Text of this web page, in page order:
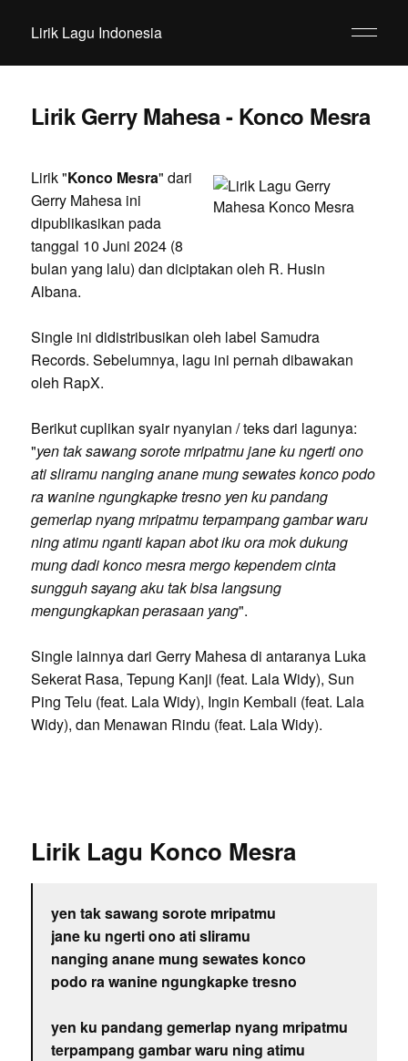
Lirik Lagu Indonesia
Lirik Gerry Mahesa - Konco Mesra
Lirik "Konco Mesra" dari
Gerry Mahesa ini
dipublikasikan pada
tanggal 10 Juni 2024 (8
bulan yang lalu) dan diciptakan oleh R. Husin
Albana.
Single ini didistribusikan oleh label Samudra
Records. Sebelumnya, lagu ini pernah dibawakan
oleh RapX.
Berikut cuplikan syair nyanyian / teks dari lagunya:
"yen tak sawang sorote mripatmu jane ku ngerti ono
ati sliramu nanging anane mung sewates konco podo
ra wanine ngungkapke tresno yen ku pandang
gemerlap nyang mripatmu terpampang gambar waru
ning atimu nganti kapan abot iku ora mok dukung
mung dadi konco mesra mergo kependem cinta
sungguh sayang aku tak bisa langsung
mengungkapkan perasaan yang".
Single lainnya dari Gerry Mahesa di antaranya Luka
Sekerat Rasa, Tepung Kanji (feat. Lala Widy), Sun
Ping Telu (feat. Lala Widy), Ingin Kembali (feat. Lala
Widy), dan Menawan Rindu (feat. Lala Widy).
Lirik Lagu Konco Mesra
yen tak sawang sorote mripatmu
jane ku ngerti ono ati sliramu
nanging anane mung sewates konco
podo ra wanine ngungkapke tresno
yen ku pandang gemerlap nyang mripatmu
terpampang gambar waru ning atimu